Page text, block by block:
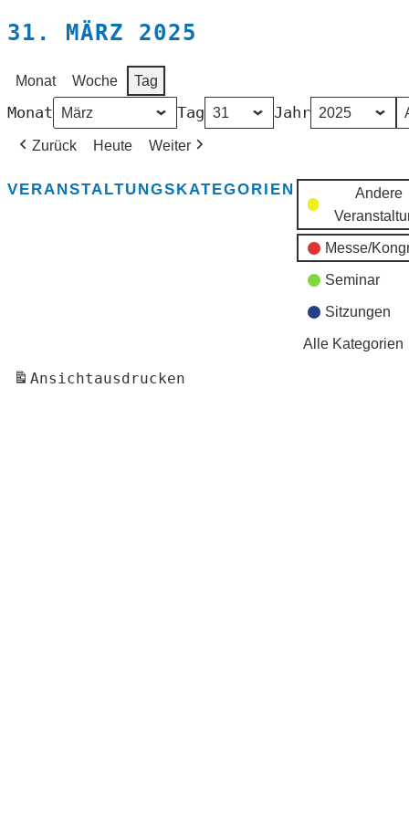
31. MÄRZ 2025
Monat Woche Tag
Monat Tag Jahr
Zurück Heute Weiter
VERANSTALTUNGSKATEGORIEN
Andere
Messe/
Seminar
Sitzungen
Alle Kategorien
Ansichtausdrucken